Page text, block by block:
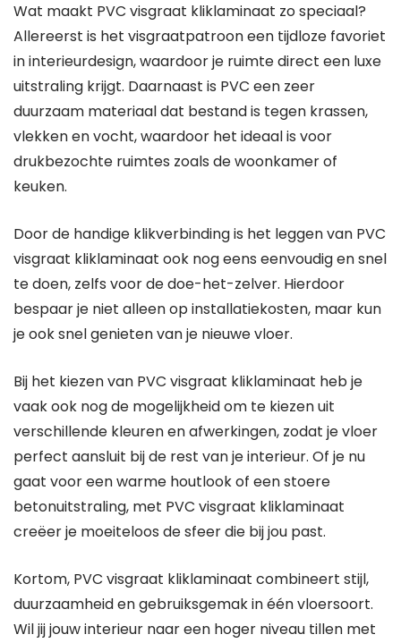
Wat maakt PVC visgraat kliklaminaat zo speciaal?
Allereerst is het visgraatpatroon een tijdloze favoriet
in interieurdesign, waardoor je ruimte direct een luxe
uitstraling krijgt. Daarnaast is PVC een zeer
duurzaam materiaal dat bestand is tegen krassen,
vlekken en vocht, waardoor het ideaal is voor
drukbezochte ruimtes zoals de woonkamer of
keuken.
Door de handige klikverbinding is het leggen van PVC
visgraat kliklaminaat ook nog eens eenvoudig en snel
te doen, zelfs voor de doe-het-zelver. Hierdoor
bespaar je niet alleen op installatiekosten, maar kun
je ook snel genieten van je nieuwe vloer.
Bij het kiezen van PVC visgraat kliklaminaat heb je
vaak ook nog de mogelijkheid om te kiezen uit
verschillende kleuren en afwerkingen, zodat je vloer
perfect aansluit bij de rest van je interieur. Of je nu
gaat voor een warme houtlook of een stoere
betonuitstraling, met PVC visgraat kliklaminaat
creëer je moeiteloos de sfeer die bij jou past.
Kortom, PVC visgraat kliklaminaat combineert stijl,
duurzaamheid en gebruiksgemak in één vloersoort.
Wil jij jouw interieur naar een hoger niveau tillen met